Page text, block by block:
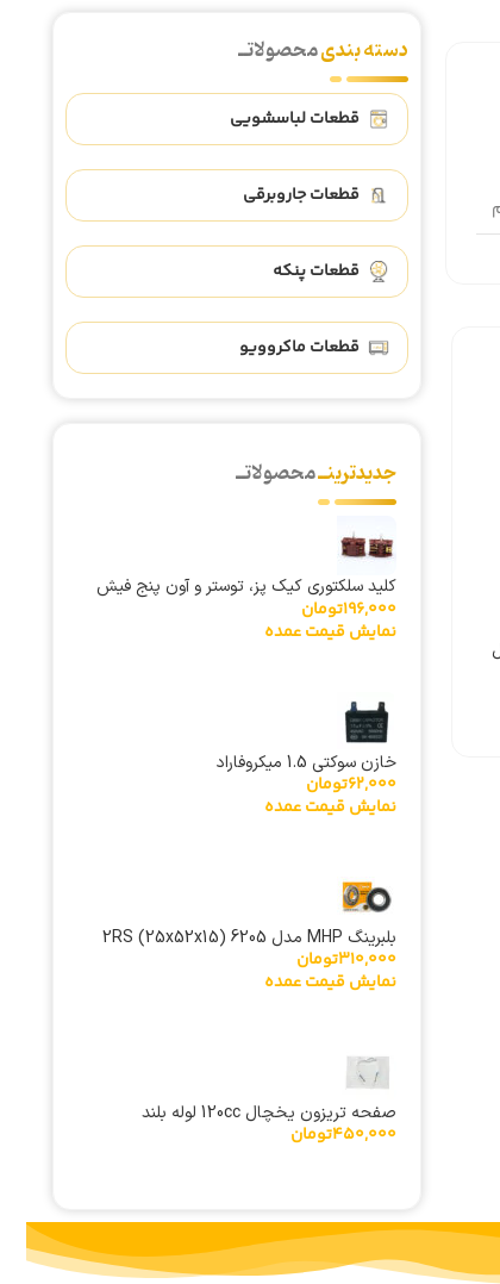
مگنت (کشنده) لباسشویی
پاناسونیک HM-25Vتومان
نمایش قیمت عمده
دسته بندیمحصولاتــ
قطعات لباسشویی
قطعات جاروبرقی
قطعات پنکه
قطعات ماکروویو
جدیدترینــمحصولاتــ
کلید سلکتوری کیک پز، توستر و آون پنج فیش
سه حالته اهرم فلزی
196,000تومان
نمایش قیمت عمده
خازن سوکتی 1.5 میکروفاراد
62,000تومان
نمایش قیمت عمده
بلبرینگ MHP مدل 6205 (25x52x15) 2RS
ژاپنی
310,000تومان
نمایش قیمت عمده
صفحه تریزون یخچال 120cc لوله بلند
450,000تومان